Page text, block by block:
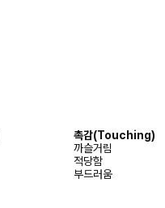
촉감(Touching)
까슬거림
적당함
부드러움